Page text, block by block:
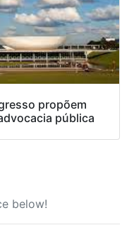
propõem
pública
below!